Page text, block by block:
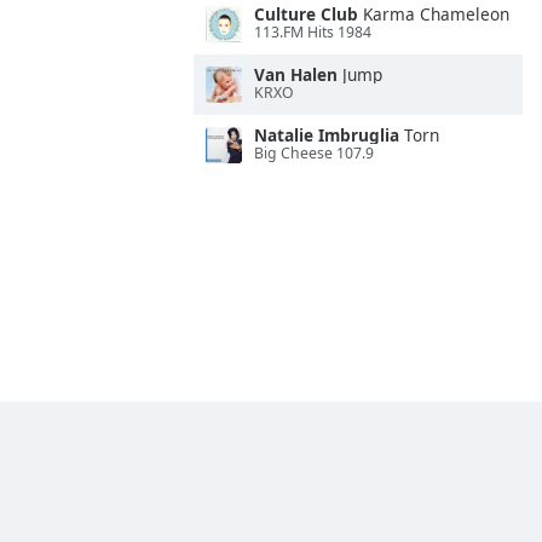
Culture Club Karma Chameleon
113.FM Hits 1984
Van Halen Jump
KRXO
Natalie Imbruglia Torn
Big Cheese 107.9